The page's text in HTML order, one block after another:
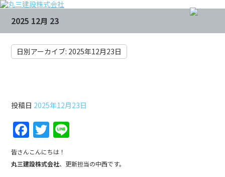
2025 12月 23
日別アーカイブ: 2025年12月23日
投稿日 2025年12月23日
F
a
c
T
w
itt e
皆さんこんにちは！
丸三建設株式会社、更新担当の中西です。